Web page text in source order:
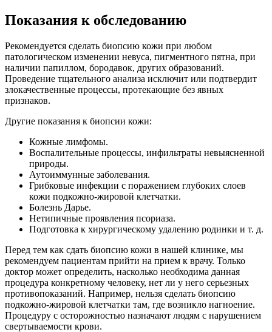
Показания к обследованию
Рекомендуется сделать биопсию кожи при любом
патологическом изменении невуса, пигментного пятна, при
наличии папиллом, бородавок, других образований.
Проведение тщательного анализа исключит или подтвердит
злокачественные процессы, протекающие без явных
признаков.
Другие показания к биопсии кожи:
Кожные лимфомы.
Воспалительные процессы, инфильтраты невыясненной
природы.
Аутоиммунные заболевания.
Грибковые инфекции с поражением глубоких слоев
кожи подкожно-жировой клетчатки.
Болезнь Дарье.
Нетипичные проявления псориаза.
Подготовка к хирургическому удалению родинки и т. д.
Перед тем как сдать биопсию кожи в нашей клинике, мы
рекомендуем пациентам прийти на прием к врачу. Только
доктор может определить, насколько необходима данная
процедура конкретному человеку, нет ли у него серьезных
противопоказаний. Например, нельзя сделать биопсию
подкожно-жировой клетчатки там, где возникло нагноение.
Процедуру с осторожностью назначают людям с нарушением
свертываемости крови.